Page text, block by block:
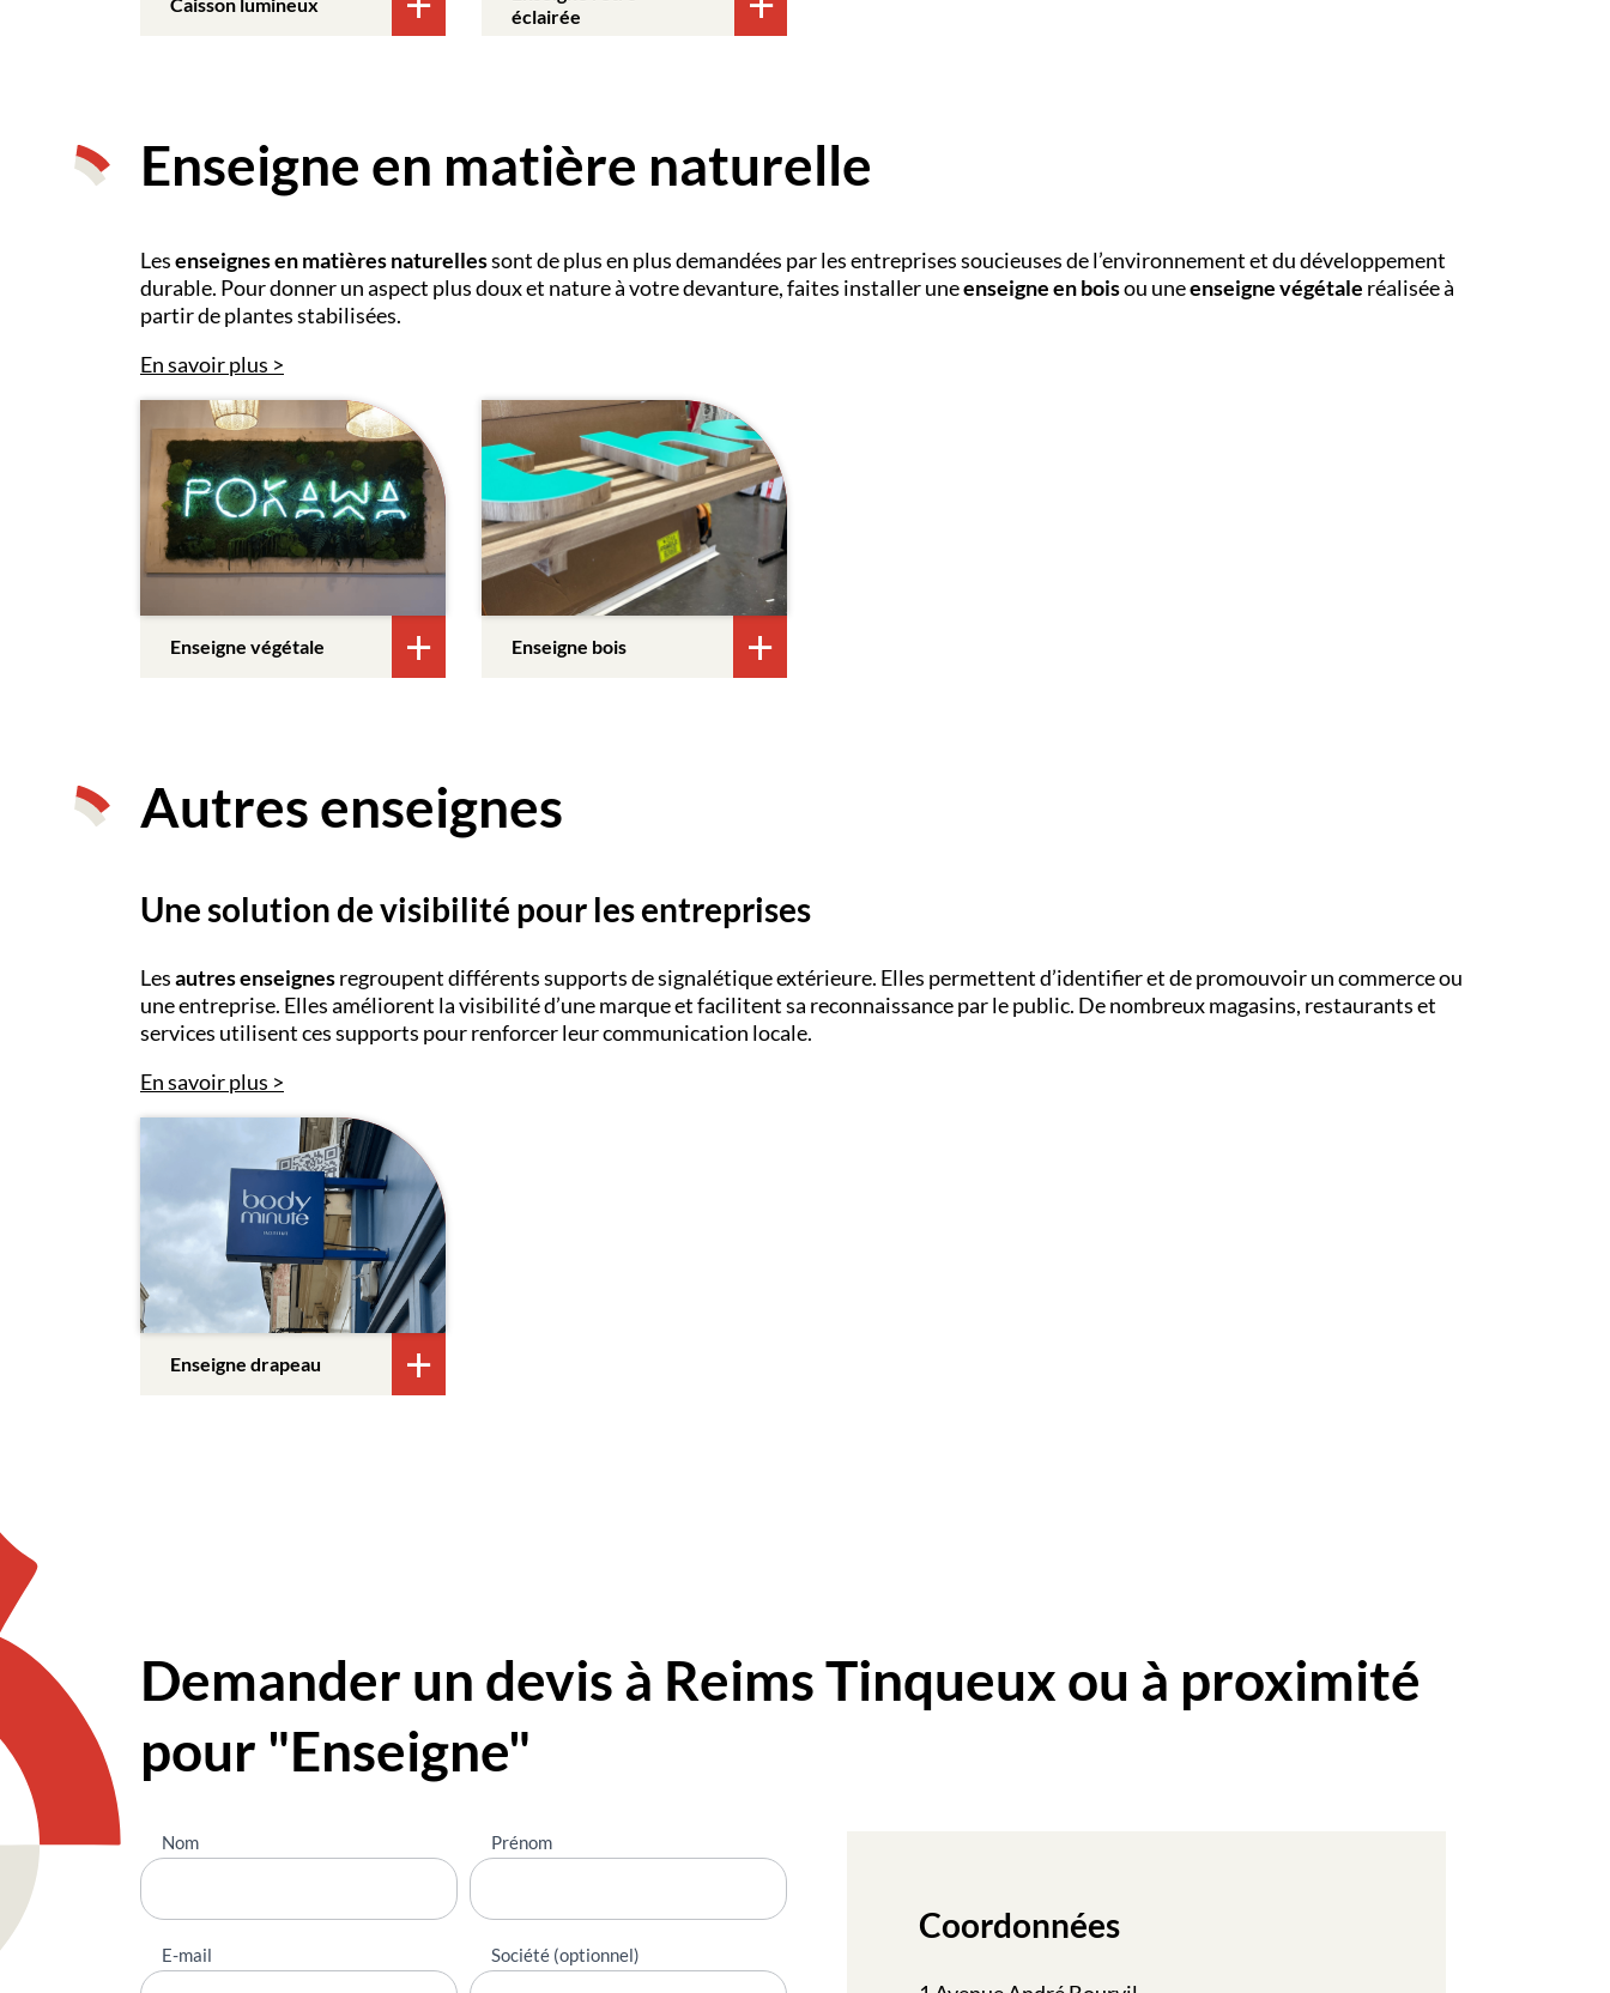
Caisson lumineux
éclairée
Enseigne en matière naturelle
Lesenseignes en matières naturellessont de plus en plus demandées par les entreprises soucieuses de l’environnement et du développement
durable. Pour donner un aspect plus doux et nature à votre devanture, faites installer uneenseigne en boisou uneenseigne végétale réalisée à
partir de plantes stabilisées.
En savoir plus
Enseigne végétale Enseigne bois
Autres enseignes
Une solution de visibilité pour les entreprises
Lesautres enseignesregroupent différents supports de signalétique extérieure. Elles permettent d’identifier et de promouvoir un commerce ou
une entreprise. Elles améliorent la visibilité d’une marque et facilitent sa reconnaissance par le public. De nombreux magasins, restaurants et
services utilisent ces supports pour renforcer leur communication locale.
En savoir plus
Enseigne drapeau
Demander un devis à Reims Tinqueux ou à proximité
pour "Enseigne"
Nous
contacter
Nom Prénom
E-mail Société (optionnel)
Coordonnées